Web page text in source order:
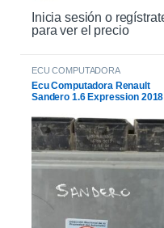
Inicia sesión o
para ver el precio
ECU COMPUTADORA
Ecu Computadora Renault
Sandero 1.6 Expression 2018